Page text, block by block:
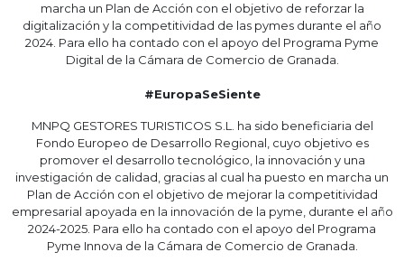
marcha un Plan de Acción con el objetivo de reforzar la
digitalización y la competitividad de las pymes durante el año
2024. Para ello ha contado con el apoyo del Programa Pyme
Digital de la Cámara de Comercio de Granada.
#EuropaSeSiente
MNPQ GESTORES TURISTICOS S.L. ha sido beneficiaria del
Fondo Europeo de Desarrollo Regional, cuyo objetivo es
promover el desarrollo tecnológico, la innovación y una
investigación de calidad, gracias al cual ha puesto en marcha un
Plan de Acción con el objetivo de mejorar la competitividad
empresarial apoyada en la innovación de la pyme, durante el año
2024-2025. Para ello ha contado con el apoyo del Programa
Pyme Innova de la Cámara de Comercio de Granada.